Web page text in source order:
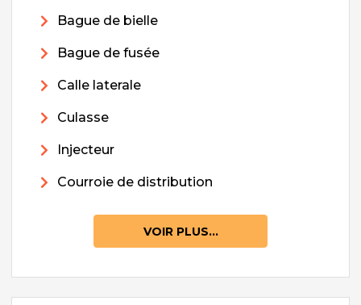
Bague de bielle
Bague de fusée
Calle laterale
Culasse
Injecteur
Courroie de distribution
VOIR PLUS...